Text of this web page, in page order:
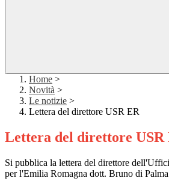
Home >
Novità >
Le notizie >
Lettera del direttore USR ER
Lettera del direttore USR
Si pubblica la lettera del direttore
per l'Emilia Romagna dott. Bruno di